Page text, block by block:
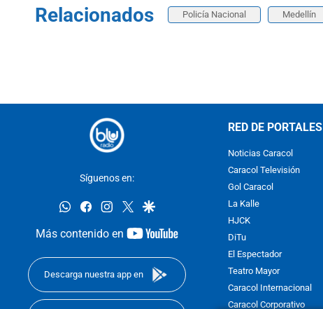
Relacionados Policía Nacional Medellín
Síguenos en:
whatsappfacebookinstagram
twittergoogle
Más contenido en
youtube-
Descarga nuestra app en
RED DE PORTALES
Noticias Caracol
Caracol Televisión
Gol Caracol
La Kalle
HJCK
DiTu
El Espectador
Teatro Mayor
Caracol Internacional
Caracol Corporativo